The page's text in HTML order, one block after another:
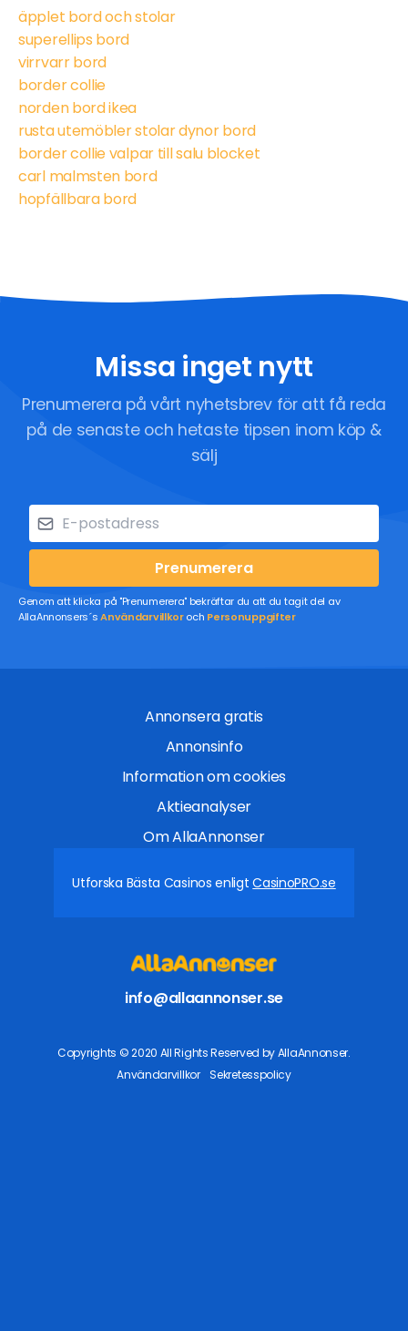
äpplet bord och stolar
superellips bord
virrvarr bord
border collie
norden bord ikea
rusta utemöbler stolar dynor bord
border collie valpar till salu blocket
carl malmsten bord
hopfällbara bord
Missa inget nytt
Prenumerera på vårt nyhetsbrev för att få reda
på de senaste och hetaste tipsen inom köp &
sälj
Prenumerera
Genom att klicka på "Prenumerera" bekräftar du att du tagit del av
AllaAnnonsers´sAnvändarvillkoroch Personuppgifter
Annonsera gratis
Annonsinfo
Information om cookies
Aktieanalyser
Om AllaAnnonser
Utforska Bästa Casinos enligtCasinoPRO.se
info@allaannonser.se
Copyrights © 2020 All Rights Reserved by AllaAnnonser.
Användarvillkor
Sekretesspolicy